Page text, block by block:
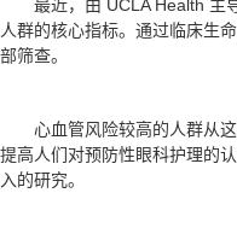
最近，由 UCLA Health 主
人群的核心指标。通过临床生
部筛查。
心血管风险较高的人群从
提高人们对预防性眼科护理的
入的研究。